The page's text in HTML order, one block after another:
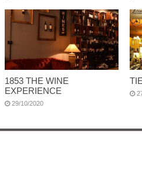
1853 THE WINE
EXPERIENCE
29/10/2020